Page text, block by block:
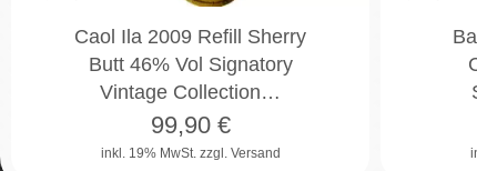
Caol Ila 2009 Refill Sherry
Butt 46% Vol Signatory
Vintage Collection…
inkl. 19% MwSt. zzgl. Versand
99,90€